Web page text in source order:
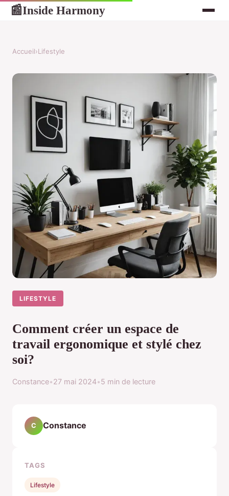
📰Inside Harmony
Accueil›Lifestyle
LIFESTYLE
Comment créer un espace de
travail ergonomique et stylé chez
soi?
Constance•27 mai 2024•5 min de lecture
C Constance
TAGS
Lifestyle